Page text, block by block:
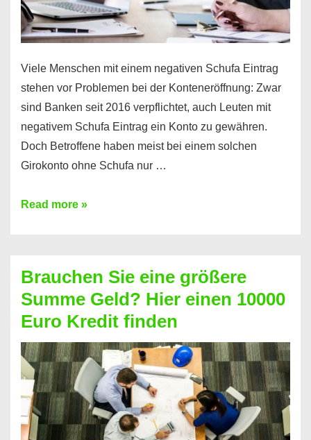
Viele Menschen mit einem negativen Schufa Eintrag
stehen vor Problemen bei der Konteneröffnung: Zwar
sind Banken seit 2016 verpflichtet, auch Leuten mit
negativem Schufa Eintrag ein Konto zu gewähren.
Doch Betroffene haben meist bei einem solchen
Girokonto ohne Schufa nur …
Günstiges
Geht
das
überhaupt?
Na
klar!
Read more »
Brauchen Sie eine größere
Summe Geld? Hier einen 10000
Euro Kredit finden